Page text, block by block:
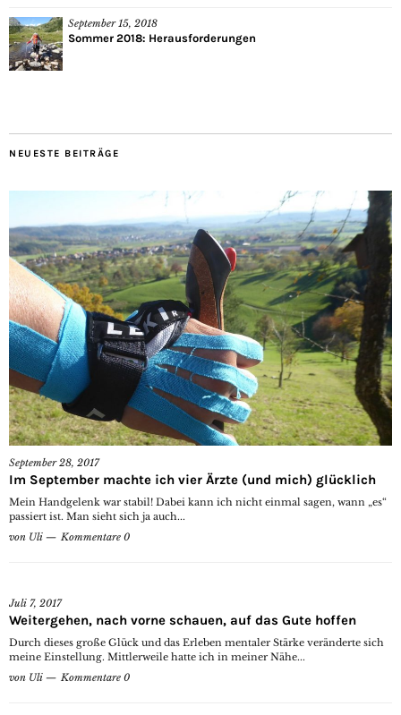
September 15, 2018
Sommer 2018: Herausforderungen
NEUESTE BEITRÄGE
September 28, 2017
Im September machte ich vier Ärzte (und mich) glücklich
Mein Handgelenk war stabil! Dabei kann ich nicht einmal sagen, wann „es“
passiert ist. Man sieht sich ja auch...
von Uli Kommentare 0
Juli 7, 2017
Weitergehen, nach vorne schauen, auf das Gute hoffen
Durch dieses große Glück und das Erleben mentaler Stärke veränderte sich
meine Einstellung. Mittlerweile hatte ich in meiner Nähe...
von Uli Kommentare 0